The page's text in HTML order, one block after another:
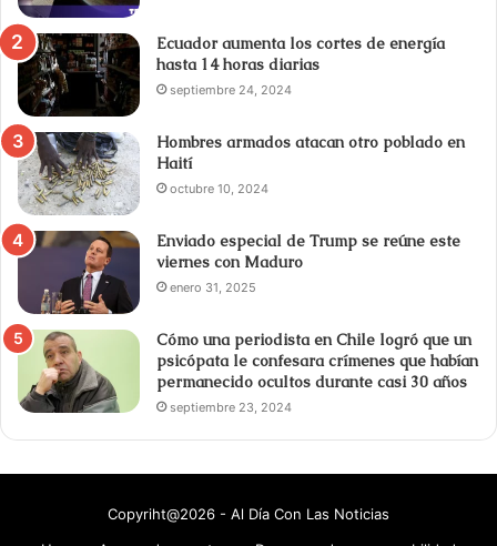
Ecuador aumenta los cortes de energía
hasta 14 horas diarias
septiembre 24, 2024
Hombres armados atacan otro poblado en
Haití
octubre 10, 2024
Enviado especial de Trump se reúne este
viernes con Maduro
enero 31, 2025
Cómo una periodista en Chile logró que un
psicópata le confesara crímenes que habían
permanecido ocultos durante casi 30 años
septiembre 23, 2024
Copyriht@2026 - Al Día Con Las Noticias